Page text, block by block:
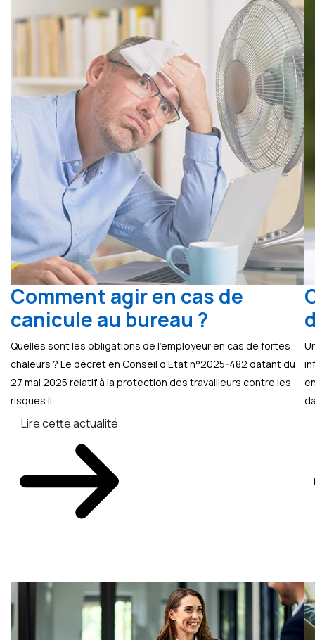
Comment agir en cas de
canicule au bureau ?
Quelles sont les obligations de l’employeur en cas de fortes
chaleurs ? Le décret en Conseil d’Etat n°2025-482 datant du
27 mai 2025 relatif à la protection des travailleurs contre les
risques li...
Lire cette actualité